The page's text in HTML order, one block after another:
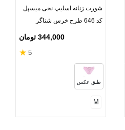
سرخابی
شورت زنانه اسلیپ نخی میسپل
کد 646 طرح خرس شناگر
344,000 تومان
5
★
طبق عکس
M